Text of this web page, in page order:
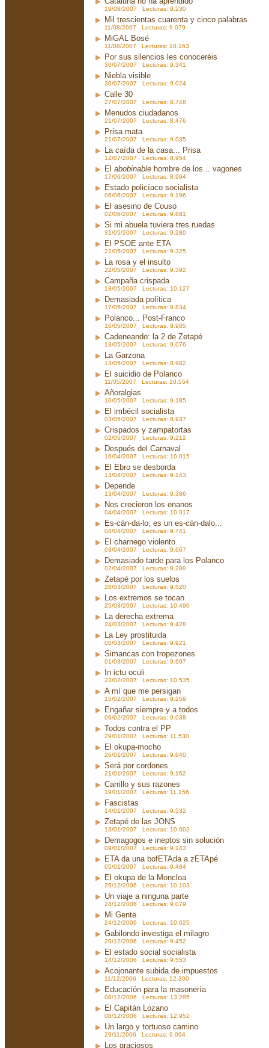
19/08/2007 Lecturas: 9.230
Mil trescientas cuarenta y cinco palabras
11/08/2007 Lecturas: 9.079
MiGAL Bosé
11/08/2007 Lecturas: 10.163
Por sus silencios les conoceréis
30/07/2007 Lecturas: 9.341
Niebla visible
30/07/2007 Lecturas: 9.024
Calle 30
27/07/2007 Lecturas: 8.748
Menudos ciudadanos
21/07/2007 Lecturas: 8.476
Prisa mata
21/07/2007 Lecturas: 9.035
La caída de la casa... Prisa
12/07/2007 Lecturas: 8.954
El abobinable hombre de los... vagones
17/06/2007 Lecturas: 8.994
Estado policíaco socialista
06/06/2007 Lecturas: 9.196
El asesino de Couso
02/06/2007 Lecturas: 9.681
Si mi abuela tuviera tres ruedas
31/05/2007 Lecturas: 9.280
El PSOE ante ETA
22/05/2007 Lecturas: 9.325
La rosa y el insulto
22/05/2007 Lecturas: 9.392
Campaña crispada
18/05/2007 Lecturas: 10.127
Demasiada política
17/05/2007 Lecturas: 8.834
Polanco... Post-Franco
16/05/2007 Lecturas: 9.985
Cadeneando: la 2 de Zetapé
13/05/2007 Lecturas: 9.076
La Garzona
13/05/2007 Lecturas: 8.982
El suicidio de Polanco
11/05/2007 Lecturas: 10.554
Añoralgias
10/05/2007 Lecturas: 9.185
El imbécil socialista
03/05/2007 Lecturas: 8.937
Crispados y zampatortas
02/05/2007 Lecturas: 9.212
Después del Carnaval
16/04/2007 Lecturas: 10.015
El Ebro se desborda
13/04/2007 Lecturas: 9.143
Depende
13/04/2007 Lecturas: 9.386
Nos crecieron los enanos
04/04/2007 Lecturas: 10.017
Es-cán-da-lo, es un es-cán-dalo...
04/04/2007 Lecturas: 9.741
El charnego violento
03/04/2007 Lecturas: 9.667
Demasiado tarde para los Polanco
02/04/2007 Lecturas: 9.289
Zetapé por los suelos
28/03/2007 Lecturas: 9.520
Los extremos se tocan
25/03/2007 Lecturas: 10.490
La derecha extrema
24/03/2007 Lecturas: 9.428
La Ley prostituida
05/03/2007 Lecturas: 9.921
Simancas con tropezones
01/03/2007 Lecturas: 9.607
In ictu oculi
23/02/2007 Lecturas: 10.535
A mí que me persigan
15/02/2007 Lecturas: 9.259
Engañar siempre y a todos
09/02/2007 Lecturas: 9.038
Todos contra el PP
29/01/2007 Lecturas: 11.530
El okupa-mocho
26/01/2007 Lecturas: 9.640
Será por cordones
21/01/2007 Lecturas: 9.162
Carrillo y sus razones
19/01/2007 Lecturas: 11.156
Fascistas
14/01/2007 Lecturas: 9.532
Zetapé de las JONS
13/01/2007 Lecturas: 10.002
Demagogos e ineptos sin solución
09/01/2007 Lecturas: 9.143
ETA da una bofETAda a zETApé
05/01/2007 Lecturas: 9.484
El okupa de la Moncloa
26/12/2006 Lecturas: 10.103
Un viaje a ninguna parte
24/12/2006 Lecturas: 9.079
Mi Gente
24/12/2006 Lecturas: 10.625
Gabilondo investiga el milagro
20/12/2006 Lecturas: 9.452
El estado social socialista
14/12/2006 Lecturas: 9.553
Acojonante subida de impuestos
11/12/2006 Lecturas: 12.300
Educación para la masonería
08/12/2006 Lecturas: 13.295
El Capitán Lozano
08/12/2006 Lecturas: 12.952
Un largo y tortuoso camino
29/11/2006 Lecturas: 9.094
Los graciosos